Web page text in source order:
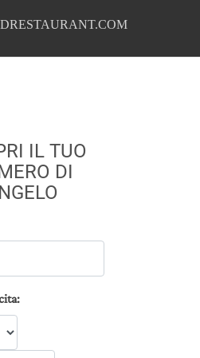
IL TUO
DI